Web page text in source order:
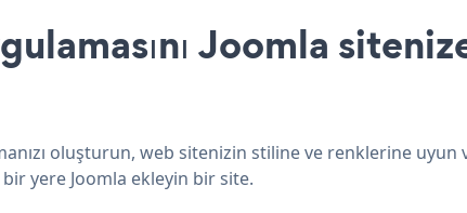
Joomla
oluşturun, web sitenizin stiline ve renklerine uyun
yere Joomla ekleyin bir site.